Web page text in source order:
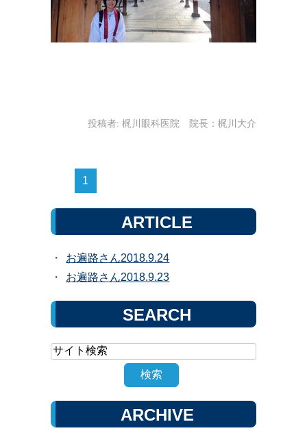
投稿者: 梶川眼科医院 院長：梶川大介
1
ARTICLE
お遍路さん2018.9.24
お遍路さん2018.9.23
SEARCH
ARCHIVE